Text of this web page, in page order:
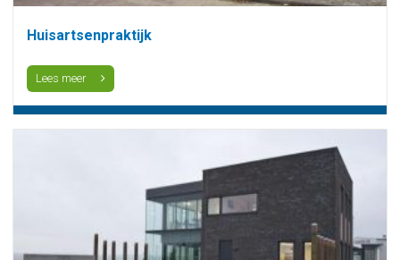
Huisartsenpraktijk
Lees meer